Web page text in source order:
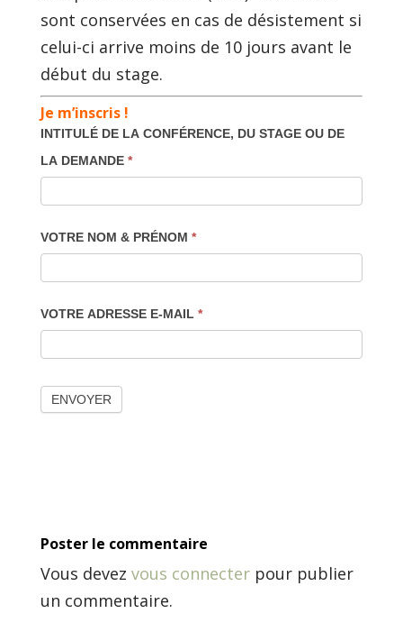
sont conservées en cas de désistement si
celui-ci arrive moins de 10 jours avant le
début du stage.
Je m’inscris !
INTITULÉ DE LA CONFÉRENCE, DU STAGE OU DE
LA DEMANDE *
VOTRE NOM & PRÉNOM *
VOTRE ADRESSE E-MAIL *
Poster le commentaire
Vous devez vous connecterpour publier
un commentaire.